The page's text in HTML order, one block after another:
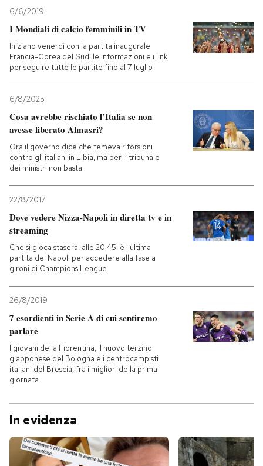
6/6/2019
I Mondiali di calcio femminili in TV
Iniziano venerdì con la partita inaugurale
Francia-Corea del Sud: le informazioni e i link
per seguire tutte le partite fino al 7 luglio
6/8/2025
Cosa avrebbe rischiato l’Italia se non
avesse liberato Almasri?
Ora il governo dice che temeva ritorsioni
contro gli italiani in Libia, ma per il tribunale
dei ministri non basta
22/8/2017
Dove vedere Nizza-Napoli in diretta tv e in
streaming
Che si gioca stasera, alle 20.45: è l'ultima
partita del Napoli per accedere alla fase a
gironi di Champions League
26/8/2019
7 esordienti in Serie A di cui sentiremo
parlare
I giovani della Fiorentina, il nuovo terzino
giapponese del Bologna e i centrocampisti
italiani del Brescia, fra i migliori della prima
giornata
In evidenza